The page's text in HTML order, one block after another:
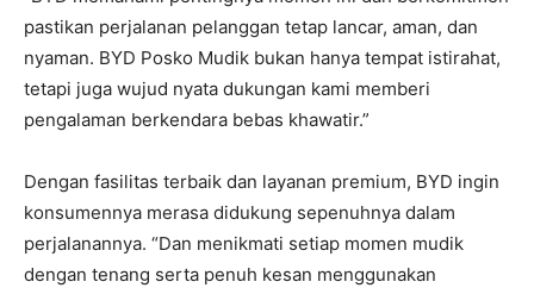
pastikan perjalanan pelanggan tetap lancar, aman, dan
nyaman. BYD Posko Mudik bukan hanya tempat istirahat,
tetapi juga wujud nyata dukungan kami memberi
pengalaman berkendara bebas khawatir.”
Dengan fasilitas terbaik dan layanan premium, BYD ingin
konsumennya merasa didukung sepenuhnya dalam
perjalanannya. “Dan menikmati setiap momen mudik
dengan tenang serta penuh kesan menggunakan